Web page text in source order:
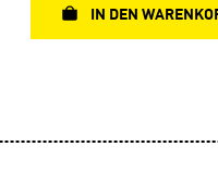
Erwachsene, wie sie die
IN DEN